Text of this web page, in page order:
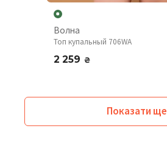
Волна
Топ купальный 706WA
2 259 ₴
Показати ще